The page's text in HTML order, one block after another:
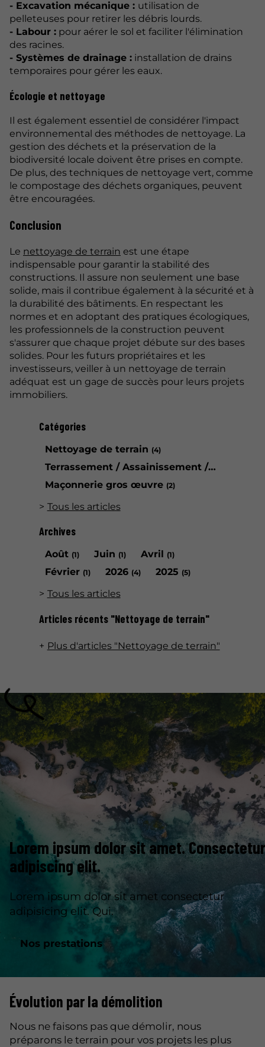
Catégories
Nettoyage de terrain (4)
Terrassement / Assainissement / VRD
Maçonnerie gros œuvre (2)
Tous les articles
Archives
Août (1) Juin (1) Avril (1)
Février (1) 2026 (4) 2025 (5)
Tous les articles
Articles récents "Nettoyage de terrain"
Plus d'articles "Nettoyage de terrain"
- Excavation mécanique : utilisation de
pelleteuses pour retirer les débris lourds.
- Labour : pour aérer le sol et faciliter l'élimination
des racines.
- Systèmes de drainage : installation de drains
temporaires pour gérer les eaux.
Écologie et nettoyage
Il est également essentiel de considérer l'impact
environnemental des méthodes de nettoyage. La
gestion des déchets et la préservation de la
biodiversité locale doivent être prises en compte.
De plus, des techniques de nettoyage vert, comme
le compostage des déchets organiques, peuvent
être encouragées.
Conclusion
Le nettoyage de terrain est une étape
indispensable pour garantir la stabilité des
constructions. Il assure non seulement une base
solide, mais il contribue également à la sécurité et à
la durabilité des bâtiments. En respectant les
normes et en adoptant des pratiques écologiques,
les professionnels de la construction peuvent
s'assurer que chaque projet débute sur des bases
solides. Pour les futurs propriétaires et les
investisseurs, veiller à un nettoyage de terrain
adéquat est un gage de succès pour leurs projets
immobiliers.
Lorem ipsum dolor sit amet. Consectetur
adipiscing elit.
Lorem ipsum dolor sit amet consectetur
adipisicing elit. Qui.
Nos prestations
Évolution par la démolition
Nous ne faisons pas que démolir, nous
préparons le terrain pour vos projets les plus